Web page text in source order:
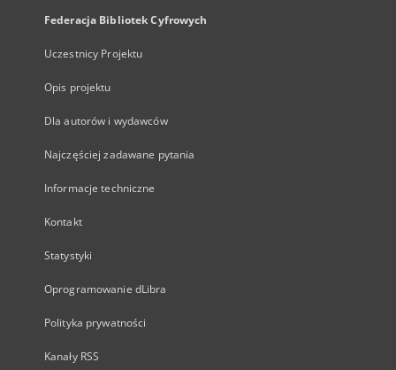
Federacja Bibliotek Cyfrowych
Uczestnicy Projektu
Opis projektu
Dla autorów i wydawców
Najczęściej zadawane pytania
Informacje techniczne
Kontakt
Statystyki
Oprogramowanie dLibra
Polityka prywatności
Kanały RSS